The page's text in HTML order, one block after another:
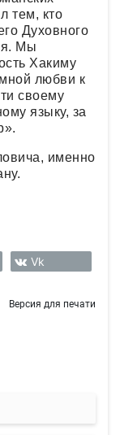
тем, кто
Духовного
Мы
Хакиму
любви к
своему
языку, за
именно
Vk
Версия для печати